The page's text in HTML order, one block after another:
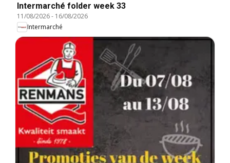
Intermarché folder week 33
11/08/2026- 16/08/2026
Intermarché